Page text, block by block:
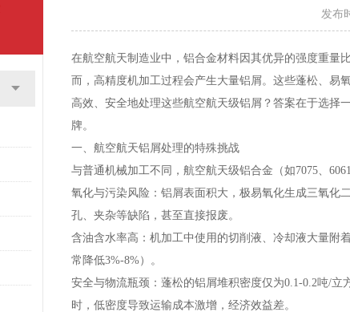
发布
在航空航天制造业中，铝合金材料因其优异的强度重量
而，高精度机加工过程会产生大量铝屑。这些蓬松、易
高效、安全地处理这些航空航天级铝屑？答案在于选
牌。
一、航空航天铝屑处理的特殊挑战
与普通机械加工不同，航空航天级铝合金（如7075、
氧化与污染风险：铝屑表面积大，极易氧化生成三氧化
孔、夹杂等缺陷，甚至直接报废。
含油含水率高：机加工中使用的切削液、冷却液大量附
常降低3%-8%）。
安全与物流瓶颈：蓬松的铝屑堆积密度仅为0.1-0.2吨/
时，低密度导致运输成本激增，经济效益差。